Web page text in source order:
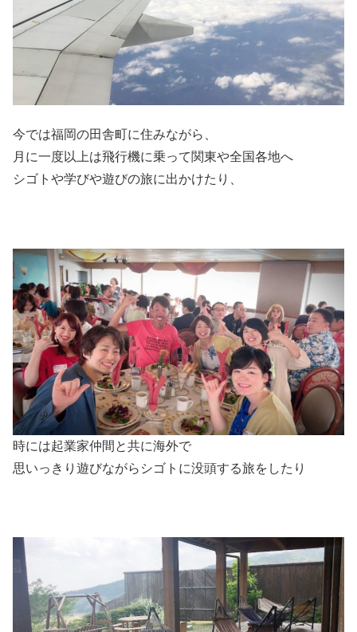
今では福岡の田舎町に住みながら、
月に一度以上は飛行機に乗って関東や全国各地へ
シゴトや学びや遊びの旅に出かけたり、
時には起業家仲間と共に海外で
思いっきり遊びながらシゴトに没頭する旅をしたり